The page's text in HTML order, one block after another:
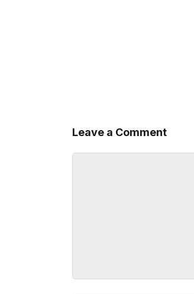
Leave a Comment